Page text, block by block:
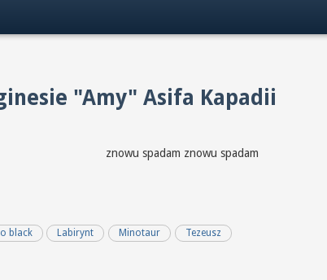
"Amy" Asifa Kapadii
czerń znowu spadam znowu
black Labirynt Minotaur Tezeusz